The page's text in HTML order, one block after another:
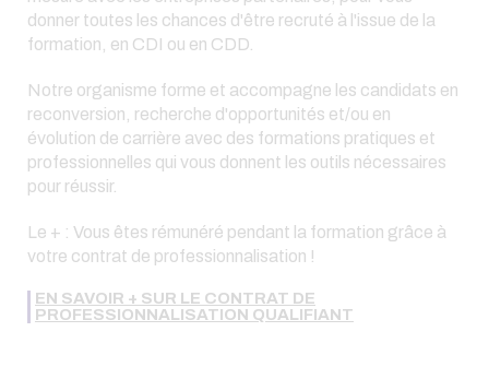
donner toutes les chances d'être recruté à l'issue de la
formation, en CDI ou en CDD.
Notre organisme forme et accompagne les candidats en
reconversion, recherche d'opportunités et/ou en
évolution de carrière avec des formations pratiques et
professionnelles qui vous donnent les outils nécessaires
pour réussir.
Le + : Vous êtes rémunéré pendant la formation grâce à
votre contrat de professionnalisation !
EN SAVOIR + SUR LE CONTRAT DE
PROFESSIONNALISATION QUALIFIANT